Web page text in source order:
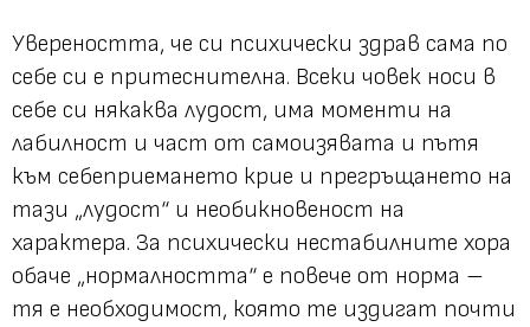
Увереността, че си психически здрав сама по
себе си е притеснителна. Всеки човек носи в
себе си някаква лудост, има моменти на
лабилност и част от самоизявата и пътя
към себеприемането крие и прегръщането на
тази „лудост“ и необикновеност на
характера. За психически нестабилните хора
обаче „нормалността“ е повече от норма –
тя е необходимост, която те издигат почти